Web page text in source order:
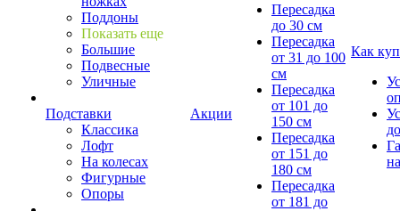
Поддоны
Показать еще
Большие
Подвесные
Уличные
Подставки
Классика
Лофт
На колесах
Фигурные
Опоры
Акции
Пересадка
до 30 см
Пересадка
от 31 до 100
см
Пересадка
от 101 до
150 см
Пересадка
от 151 до
180 см
Пересадка
от 181 до
Как